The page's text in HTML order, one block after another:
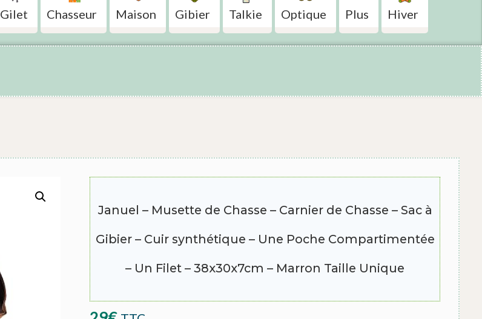
Gilet Chasseur Maison Gibier Talkie Optique Plus Hiver
Januel – Musette de Chasse – Carnier de Chasse – Sac à
Gibier – Cuir synthétique – Une Poche Compartimentée
– Un Filet – 38x30x7cm – Marron Taille Unique